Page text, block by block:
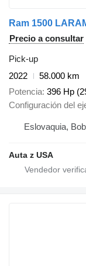
Ram 1500
Precio a consultar
Pick-up
2022
58.000 km
Potencia 396 Hp
Configuración del
Eslovaquia,
Auta z USA